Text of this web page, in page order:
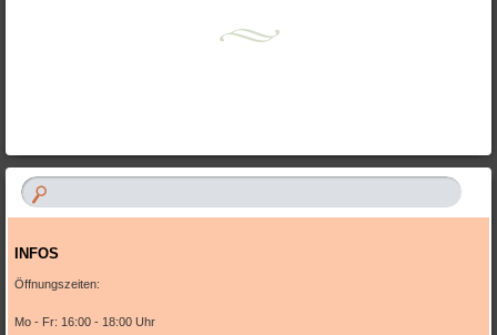
INFOS
Öffnungszeiten:
Mo - Fr: 16:00 - 18:00 Uhr